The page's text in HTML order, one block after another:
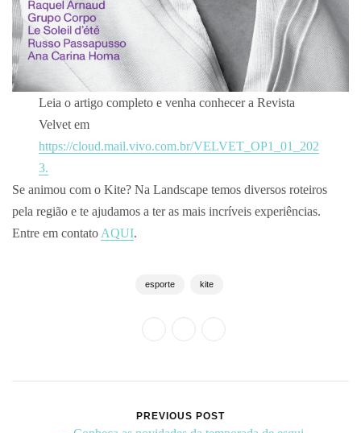
Leia o artigo completo e venha conhecer a Revista
Velvet em
https://cloud.mail.vivo.com.br/VELVET_OP1_01_202
3.
Se animou com o Kite? Na Landscape temos diversos roteiros
pela região e te ajudamos a ter as mais incríveis experiências.
Entre em contato AQUI.
esporte kite
PREVIOUS POST